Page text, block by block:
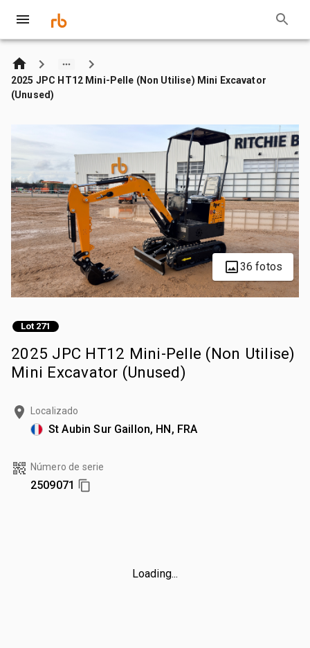
2025 JPC HT12 Mini-Pelle (Non Utilise) Mini Excavator
(Unused)
36 fotos
Lot 271
2025 JPC HT12 Mini-Pelle (Non Utilise)
Mini Excavator (Unused)
Localizado
St Aubin Sur Gaillon, HN, FRA
Número de serie
2509071
Loading...